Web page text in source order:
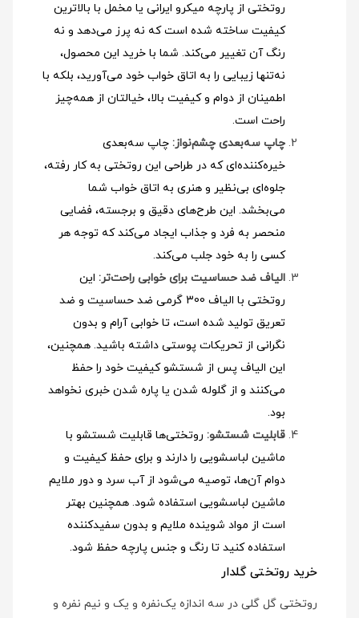
روتختی از پارچه میکرو ایرانی یا مخمل با بالاترین
کیفیت ساخته شده است که نه پرز می‌دهد و نه
رنگ آن تغییر می‌کند. شما با خرید این محصول،
نه‌تنها زیبایی را به اتاق خواب خود می‌آورید، بلکه با
اطمینان از دوام و کیفیت بالا، خیالتان از همه‌چیز
راحت است.
چاپ سه‌بعدی چشم‌نواز: چاپ سه‌بعدی
خیره‌کننده‌ای که در طراحی این روتختی به کار رفته،
جلوه‌ای بی‌نظیر و هنری به اتاق خواب شما
می‌بخشد. این طرح‌های دقیق و برجسته، فضایی
منحصر به فرد و جذاب ایجاد می‌کند که توجه هر
کسی را به خود جلب می‌کند.
الیاف ضد حساسیت برای خوابی راحت‌تر: این
روتختی با الیاف 300 گرمی ضد حساسیت و ضد
تعریق تولید شده است، تا خوابی آرام و بدون
نگرانی از تحریکات پوستی داشته باشید. همچنین،
این الیاف پس از شستشو کیفیت خود را حفظ
می‌کنند و از گلوله شدن یا پاره شدن خبری نخواهد
بود.
قابلیت شستشو: روتختی‌ها قابلیت شستشو با
ماشین لباسشویی را دارند و برای حفظ کیفیت و
دوام آن‌ها، توصیه می‌شود از آب سرد و دور ملایم
ماشین لباسشویی استفاده شود. همچنین بهتر
است از مواد شوینده ملایم و بدون سفیدکننده
استفاده کنید تا رنگ و جنس پارچه حفظ شود.
خرید روتختی گلدار
روتختی گل گلی در سه اندازه یک‌نفره و یک و نیم نفره و